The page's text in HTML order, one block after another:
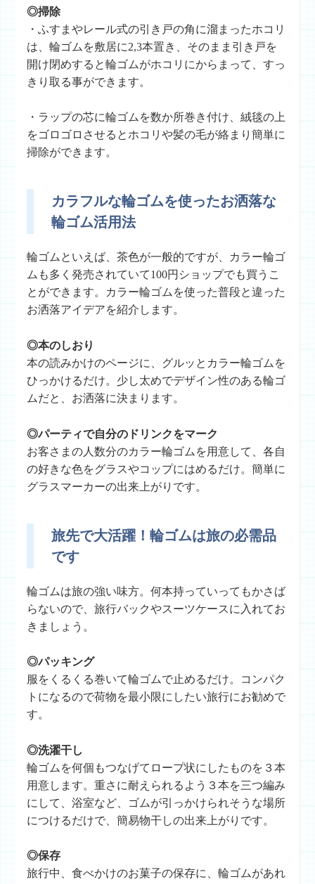
◎掃除
・ふすまやレール式の引き戸の角に溜まったホコリ
は、輪ゴムを敷居に2,3本置き、そのまま引き戸を
開け閉めすると輪ゴムがホコリにからまって、すっ
きり取る事ができます。
・ラップの芯に輪ゴムを数か所巻き付け、絨毯の上
をゴロゴロさせるとホコリや髪の毛が絡まり簡単に
掃除ができます。
カラフルな輪ゴムを使ったお洒落な
輪ゴム活用法
輪ゴムといえば、茶色が一般的ですが、カラー輪ゴ
ムも多く発売されていて100円ショップでも買うこ
とができます。カラー輪ゴムを使った普段と違った
お洒落アイデアを紹介します。
◎本のしおり
本の読みかけのページに、グルッとカラー輪ゴムを
ひっかけるだけ。少し太めでデザイン性のある輪ゴ
ムだと、お洒落に決まります。
◎パーティで自分のドリンクをマーク
お客さまの人数分のカラー輪ゴムを用意して、各自
の好きな色をグラスやコップにはめるだけ。簡単に
グラスマーカーの出来上がりです。
旅先で大活躍！輪ゴムは旅の必需品
です
輪ゴムは旅の強い味方。何本持っていってもかさば
らないので、旅行バックやスーツケースに入れてお
きましょう。
◎パッキング
服をくるくる巻いて輪ゴムで止めるだけ。コンパク
トになるので荷物を最小限にしたい旅行にお勧めで
す。
◎洗濯干し
輪ゴムを何個もつなげてロープ状にしたものを３本
用意します。重さに耐えられるよう３本を三つ編み
にして、浴室など、ゴムが引っかけられそうな場所
につけるだけで、簡易物干しの出来上がりです。
◎保存
旅行中、食べかけのお菓子の保存に、輪ゴムがあれ